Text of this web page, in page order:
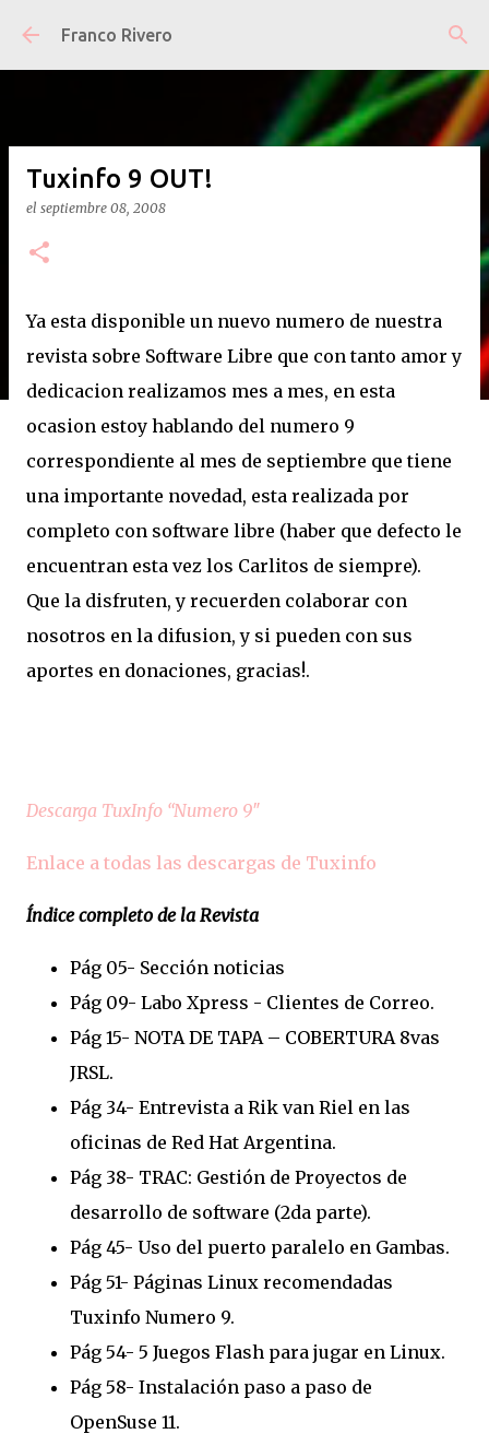
Ir al contenido principal
Franco Rivero
Tuxinfo 9 OUT!
el septiembre 08, 2008
Ya esta disponible un nuevo numero de nuestra
revista sobre Software Libre que con tanto amor y
dedicacion realizamos mes a mes, en esta
ocasion estoy hablando del numero 9
correspondiente al mes de septiembre que tiene
una importante novedad, esta realizada por
completo con software libre (haber que defecto le
encuentran esta vez los Carlitos de siempre).
Que la disfruten, y recuerden colaborar con
nosotros en la difusion, y si pueden con sus
aportes en donaciones, gracias!.
Descarga TuxInfo “Numero 9″
Enlace a todas las descargas de Tuxinfo
Índice completo de la Revista
Pág 05- Sección noticias
Pág 09- Labo Xpress - Clientes de Correo.
Pág 15- NOTA DE TAPA – COBERTURA 8vas
JRSL.
Pág 34- Entrevista a Rik van Riel en las
oficinas de Red Hat Argentina.
Pág 38- TRAC: Gestión de Proyectos de
desarrollo de software (2da parte).
Pág 45- Uso del puerto paralelo en Gambas.
Pág 51- Páginas Linux recomendadas
Tuxinfo Numero 9.
Pág 54- 5 Juegos Flash para jugar en Linux.
Pág 58- Instalación paso a paso de
OpenSuse 11.